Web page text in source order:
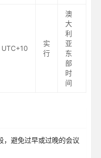
UTC+10
实
行
澳
大
利
亚
东
部
时
间
，避免过早或过晚的会议